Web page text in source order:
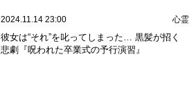
2024.11.14 23:00 心霊
彼女は“それ”を叱ってしまった… 黒髪が招く
悲劇『呪われた卒業式の予行演習』